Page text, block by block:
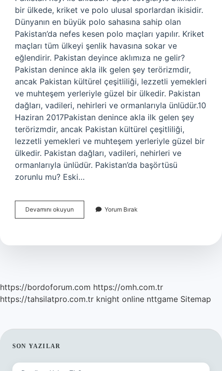
bir ülkede, kriket ve polo ulusal sporlardan ikisidir.
Dünyanın en büyük polo sahasına sahip olan
Pakistan’da nefes kesen polo maçları yapılır. Kriket
maçları tüm ülkeyi şenlik havasına sokar ve
eğlendirir. Pakistan deyince aklımıza ne gelir?
Pakistan denince akla ilk gelen şey terörizmdir,
ancak Pakistan kültürel çeşitliliği, lezzetli yemekleri
ve muhteşem yerleriyle güzel bir ülkedir. Pakistan
dağları, vadileri, nehirleri ve ormanlarıyla ünlüdür.10
Haziran 2017Pakistan denince akla ilk gelen şey
terörizmdir, ancak Pakistan kültürel çeşitliliği,
lezzetli yemekleri ve muhteşem yerleriyle güzel bir
ülkedir. Pakistan dağları, vadileri, nehirleri ve
ormanlarıyla ünlüdür. Pakistan’da başörtüsü
zorunlu mu? Eski…
Devamını okuyun Pakistan
Özellikleri
Yorum Bırak
https://bordoforum.com https://omh.com.tr
https://tahsilatpro.com.tr knight online nttgame Sitemap
SIDEBAR
SON YAZILAR